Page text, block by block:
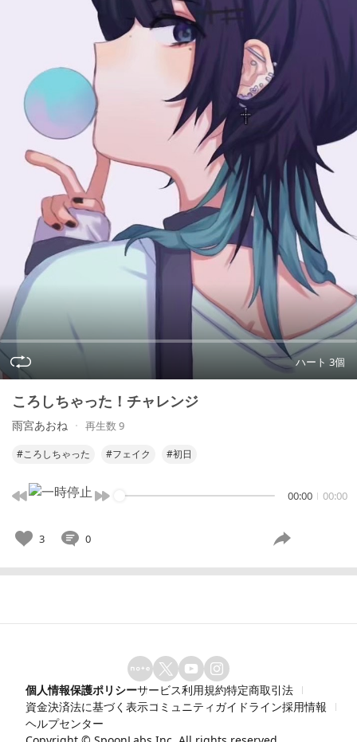
ハート 3個
ころしちゃった！チャレンジ
雨宮あおね 再生数 9
#ころしちゃった #フェイク #初日
00:00 00:00
3 0
個人情報保護ポリシーサービス利用規約特定商取引法
資金決済法に基づく表示コミュニティガイドライン採用情報
ヘルプセンター